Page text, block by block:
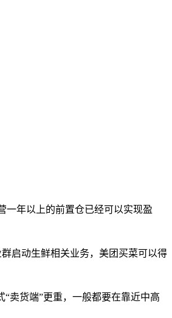
一年以上的前置仓已经可以实现盈
启动生鲜相关业务，美团买菜可以得
卖货端”更重，一般都要在靠近中高